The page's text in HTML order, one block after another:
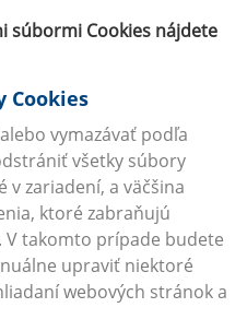
súbormi Cookies nájdete
Cookies
vymazávať podľa
všetky súbory
v zariadení, a väčšina
ktoré zabraňujú
V takomto prípade budete
upraviť niektoré
webových stránok a